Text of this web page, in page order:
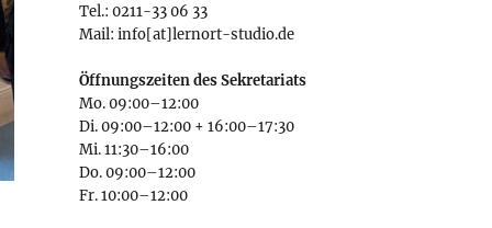
Tel.: 0211-33 06 33
Mail: info[at]lernort-studio.de
Öffnungszeiten des Sekretariats
Mo. 09:00–12:00
Di. 09:00–12:00 + 16:00–17:30
Mi. 11:30–16:00
Do. 09:00–12:00
Fr. 10:00–12:00